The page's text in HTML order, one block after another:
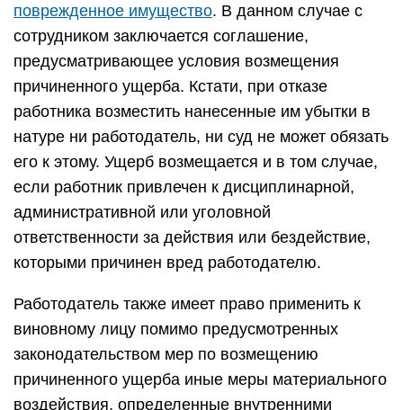
поврежденное имущество. В данном случае с
сотрудником заключается соглашение,
предусматривающее условия возмещения
причиненного ущерба. Кстати, при отказе
работника возместить нанесенные им убытки в
натуре ни работодатель, ни суд не может обязать
его к этому. Ущерб возмещается и в том случае,
если работник привлечен к дисциплинарной,
административной или уголовной
ответственности за действия или бездействие,
которыми причинен вред работодателю.
Работодатель также имеет право применить к
виновному лицу помимо предусмотренных
законодательством мер по возмещению
причиненного ущерба иные меры материального
воздействия, определенные внутренними